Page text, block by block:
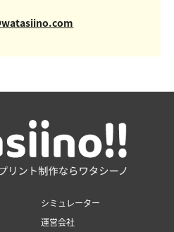
シミュレーター
運営会社